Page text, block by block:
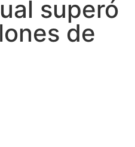
superó
de